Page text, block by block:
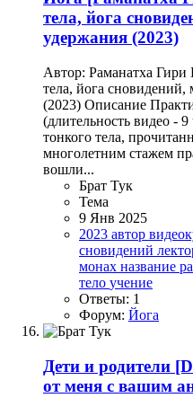
тела, йога
удержания (2023)
Автор: Раманатха Гири
тела, йога сновидений,
(2023) Описание
(длительность видео -
тонкого тела,
многолетним стажем
вошли...
Брат Тук
Тема
9 Янв 2025
2023 автор
сновидений
монах название
тело учение
Ответы: 1
Форум: Йога
Дети и родители
от меня с вашим